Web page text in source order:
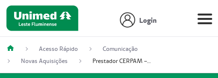
Login
Acesso Rápido
Comunicação
Novas Aquisições
Prestador CERPAM – Centro de Reabilitação S/S Ltda-ME (52004274-8)